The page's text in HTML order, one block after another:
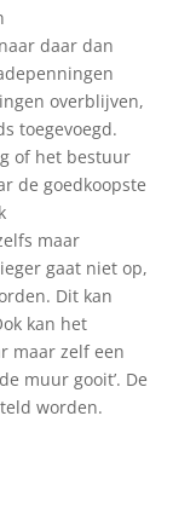
daar dan
overblijven,
toegevoegd.
of het bestuur
de goedkoopste
maar
gaat niet op,
Dit kan
kan het
maar zelf een
muur gooit’. De
worden.